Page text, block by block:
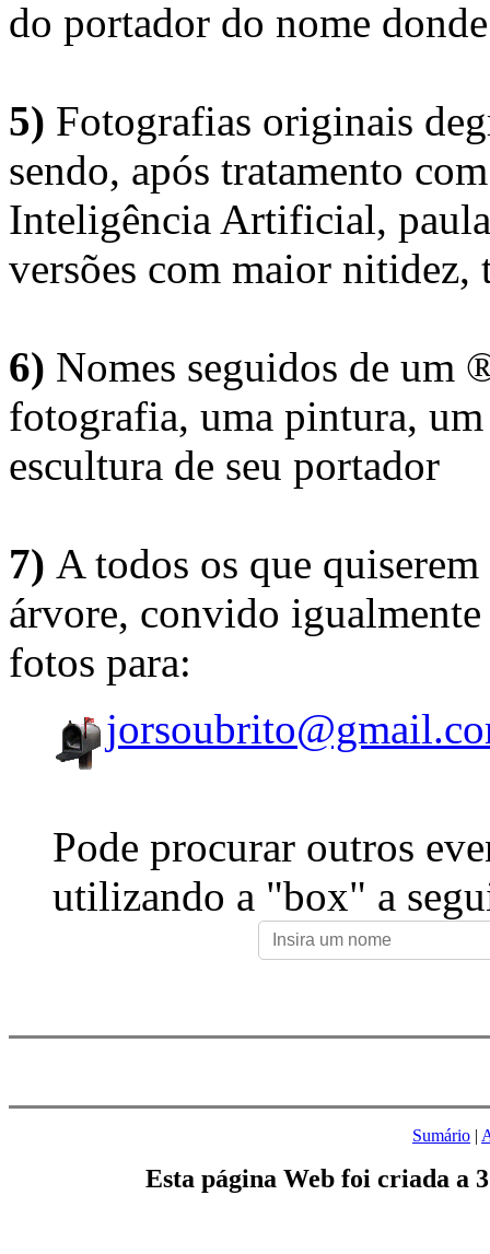
do portador do nome
5) Fotografias originais
sendo, após tratamento
Inteligência Artificial,
versões com maior nitidez,
6) Nomes seguidos de um
fotografia, uma pintura,
escultura de seu portador
7) A todos os que
árvore, convido
fotos para:
Pode procurar outros
utilizando a "box" a
Sumário |
Esta página Web foi criada a